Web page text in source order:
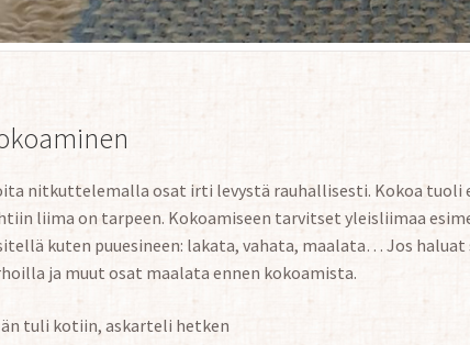
nitkuttelemalla osat irti levystä rauhallisesti. Kokoa tuoli
liima on tarpeen. Kokoamiseen tarvitset yleisliimaa
kuten puuesineen: lakata, vahata, maalata… Jos
ja muut osat maalata ennen kokoamista.
tuli kotiin, askarteli hetken